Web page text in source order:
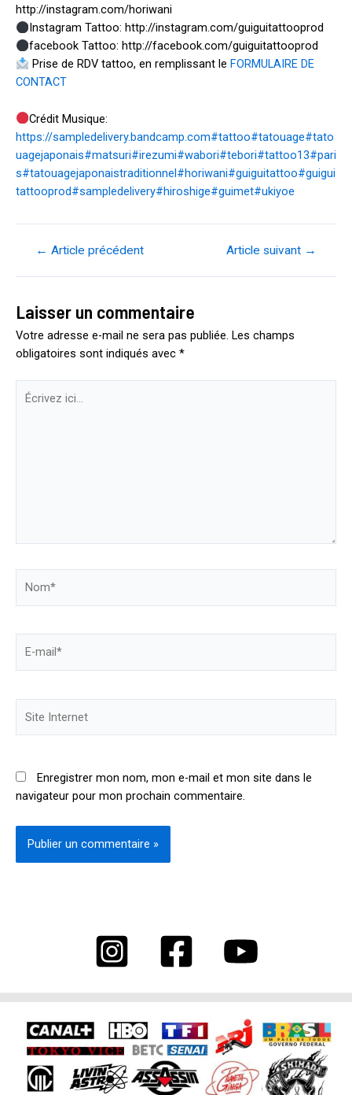
http://instagram.com/horiwani
Instagram Tattoo: http://instagram.com/guiguitattooprod
facebook Tattoo: http://facebook.com/guiguitattooprod
Prise de RDV tattoo, en remplissant le FORMULAIRE DE
CONTACT
Crédit Musique:
https://sampledelivery.bandcamp.com#tattoo#tatouage#tato
uagejaponais#matsuri#irezumi#wabori#tebori#tattoo13#pari
s#tatouagejaponaistraditionnel#horiwani#guiguitattoo#guigui
tattooprod#sampledelivery#hiroshige#guimet#ukiyoe
Navigation
← Article précédent Article suivant →
Laisser un commentaire
Votre adresse e-mail ne sera pas publiée. Les champs
obligatoires sont indiqués avec *
Écrivez
ici…
mail*
Internet
Enregistrer mon nom, mon e-mail et mon site dans le
navigateur pour mon prochain commentaire.